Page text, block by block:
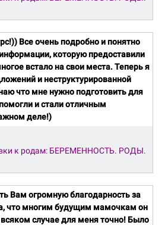
Все очень подробно и понятно
которую предоставили
встало на свои места. Теперь я
и неструктурированной
что мне нужно подготовить для
и стали отличным
деле!)
к родам: БЕРЕМЕННОСТЬ. РОДЫ.
Вам огромную благодарность за
что многим будущим мамочкам он
случае для меня точно! Было